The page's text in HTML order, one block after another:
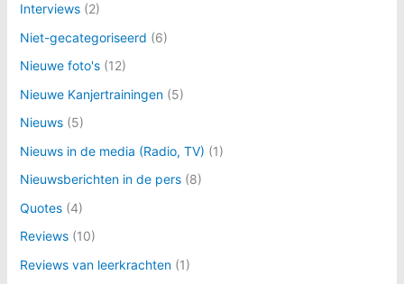
Interviews(2)
Niet-gecategoriseerd (6)
Nieuwe foto's(12)
Nieuwe Kanjertrainingen(5)
Nieuws(5)
Nieuws in de media (Radio, TV) (1)
Nieuwsberichten in de pers(8)
Quotes(4)
Reviews(10)
Reviews van leerkrachten(1)